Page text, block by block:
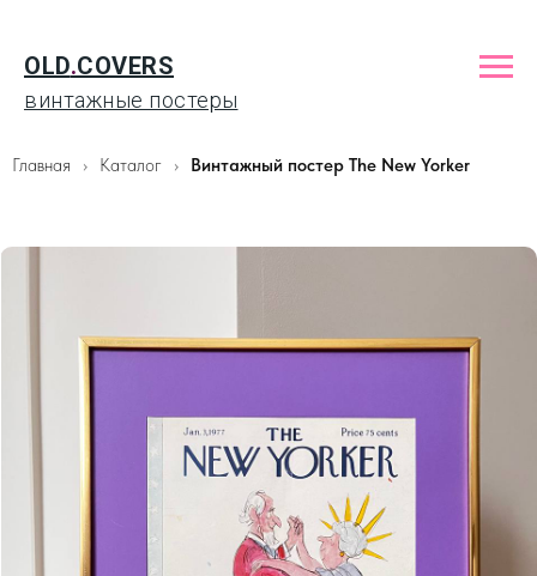
OLD.COVERS
винтажные постеры
Главная Каталог Винтажный постер The New Yorker